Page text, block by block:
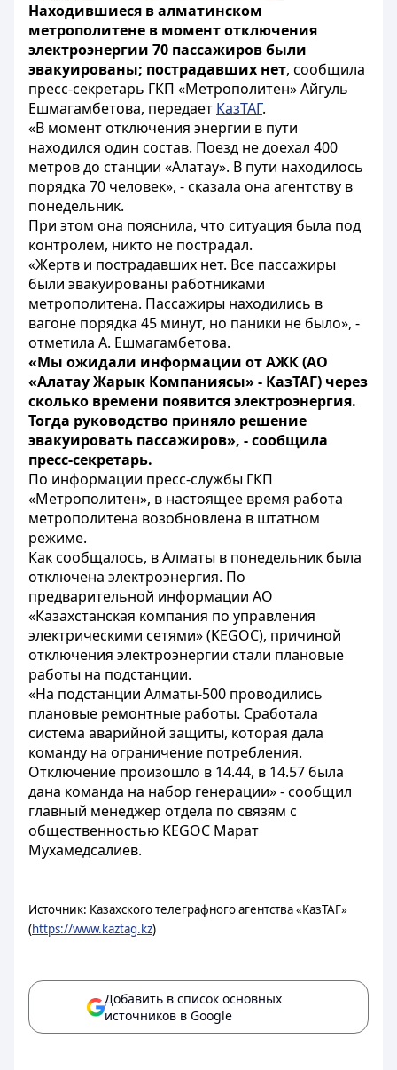
Находившиеся в алматинском
метрополитене в момент отключения
электроэнергии 70 пассажиров были
эвакуированы; пострадавших нет, сообщила
пресс-секретарь ГКП «Метрополитен» Айгуль
Ешмагамбетова, передает КазТАГ.
«В момент отключения энергии в пути
находился один состав. Поезд не доехал 400
метров до станции «Алатау». В пути находилось
порядка 70 человек», - сказала она агентству в
понедельник.
При этом она пояснила, что ситуация была под
контролем, никто не пострадал.
«Жертв и пострадавших нет. Все пассажиры
были эвакуированы работниками
метрополитена. Пассажиры находились в
вагоне порядка 45 минут, но паники не было», -
отметила А. Ешмагамбетова.
«Мы ожидали информации от АЖК (АО
«Алатау Жарык Компаниясы» - КазТАГ) через
сколько времени появится электроэнергия.
Тогда руководство приняло решение
эвакуировать пассажиров», - сообщила
пресс-секретарь.
По информации пресс-службы ГКП
«Метрополитен», в настоящее время работа
метрополитена возобновлена в штатном
режиме.
Как сообщалось, в Алматы в понедельник была
отключена электроэнергия. По
предварительной информации АО
«Казахстанская компания по управления
электрическими сетями» (KEGOC), причиной
отключения электроэнергии стали плановые
работы на подстанции.
«На подстанции Алматы-500 проводились
плановые ремонтные работы. Сработала
система аварийной защиты, которая дала
команду на ограничение потребления.
Отключение произошло в 14.44, в 14.57 была
дана команда на набор генерации» - сообщил
главный менеджер отдела по связям с
общественностью KEGOC Марат
Мухамедсалиев.
Источник: Казахского телеграфного агентства «КазТАГ»
(https://www.kaztag.kz)
Добавить в список основных
источников в Google